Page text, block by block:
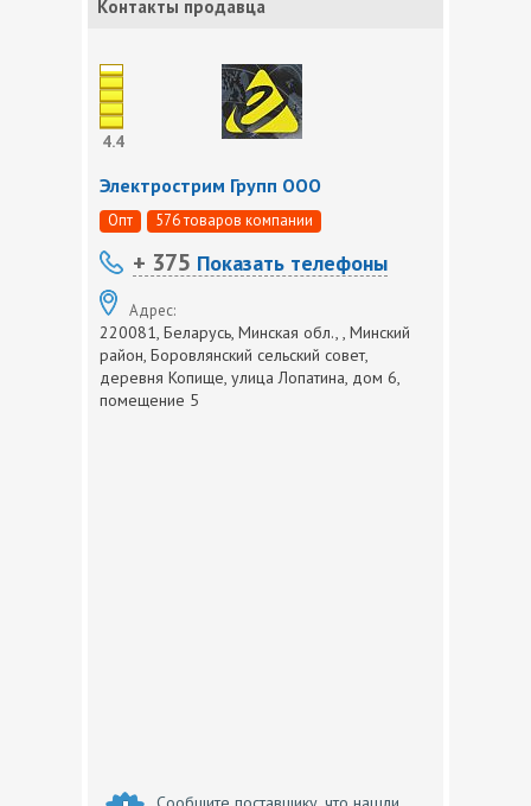
Контакты продавца
4.4
Электрострим Групп ООО
Опт 576 товаров компании
+ 375 Показать телефоны
Адрес:
220081, Беларусь, Минская обл., , Минский
район, Боровлянский сельский совет,
деревня Копище, улица Лопатина, дом 6,
помещение 5